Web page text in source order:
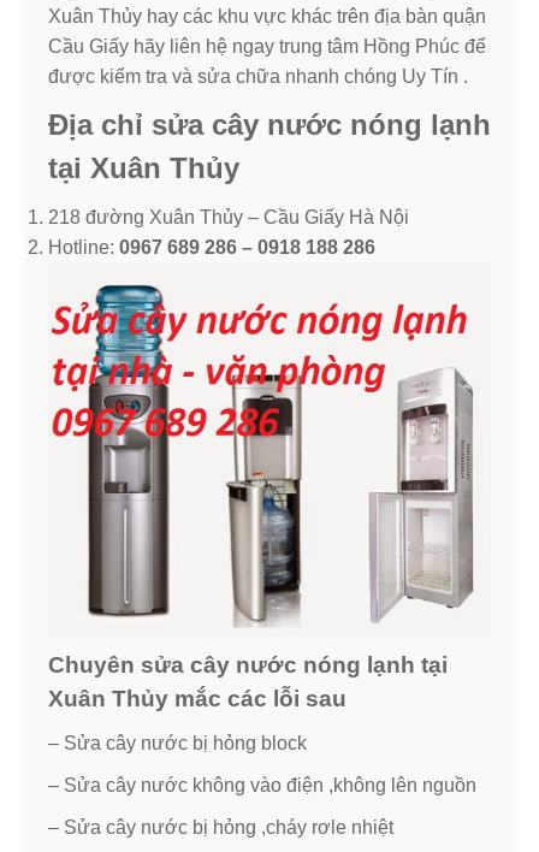
Xuân Thủy hay các khu vực khác trên địa bàn quận
Cầu Giấy hãy liên hệ ngay trung tâm Hồng Phúc để
được kiểm tra và sửa chữa nhanh chóng Uy Tín .
Địa chỉ sửa cây nước nóng lạnh
tại Xuân Thủy
218 đường Xuân Thủy – Cầu Giấy Hà Nội
Hotline: 0967 689 286 – 0918 188 286
Chuyên sửa cây nước nóng lạnh tại
Xuân Thủy mắc các lỗi sau
– Sửa cây nước bị hỏng block
– Sửa cây nước không vào điện ,không lên nguồn
– Sửa cây nước bị hỏng ,cháy rơle nhiệt